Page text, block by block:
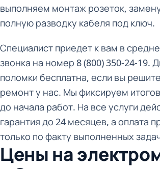
выполняем монтаж розеток,
полную разводку кабеля под ключ.
Специалист приедет к вам в
звонка на номер 8 (800) 350-24-19.
поломки бесплатна, если вы
ремонт у нас. Мы фиксируем
до начала работ. На все услуги
гарантия до 24 месяцев, а оплата
только по факту выполненных
Цены на